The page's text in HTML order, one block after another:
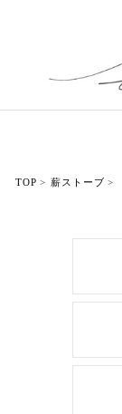
TOP 薪ストーブ